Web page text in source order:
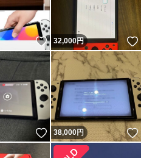
いいね！
32,000円
いいね！
38,000円